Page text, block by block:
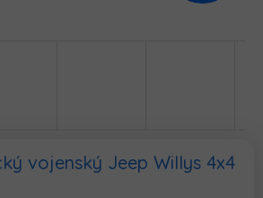
vojenský Jeep Willys 4x4